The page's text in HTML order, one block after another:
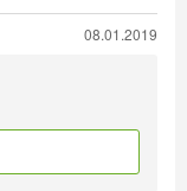
08.01.2019